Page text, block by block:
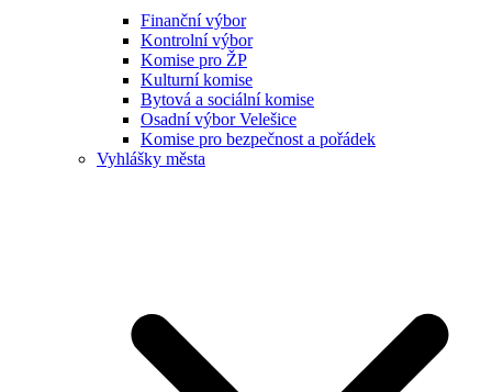
Finanční výbor
Kontrolní výbor
Komise pro ŽP
Kulturní komise
Bytová a sociální komise
Osadní výbor Velešice
Komise pro bezpečnost a pořádek
Vyhlášky města